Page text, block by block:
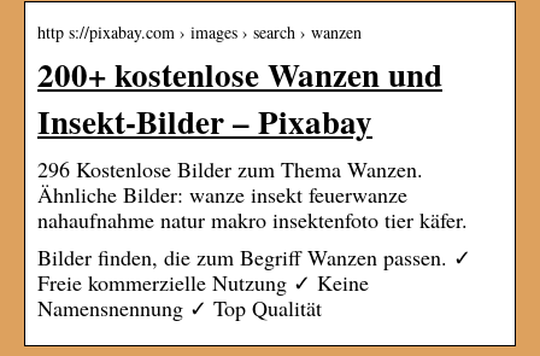
http s://pixabay.com › images › search › wanzen
200+ kostenlose Wanzen und
Insekt-Bilder – Pixabay
296 Kostenlose Bilder zum Thema Wanzen.
Ähnliche Bilder: wanze insekt feuerwanze
nahaufnahme natur makro insektenfoto tier käfer.
Bilder finden, die zum Begriff Wanzen passen. ✓
Freie kommerzielle Nutzung ✓ Keine
Namensnennung ✓ Top Qualität